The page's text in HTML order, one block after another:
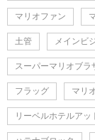
マリオファン
土管 メインビ
スーパーマリオブラ
フラッグ マリ
リーベルホテルア